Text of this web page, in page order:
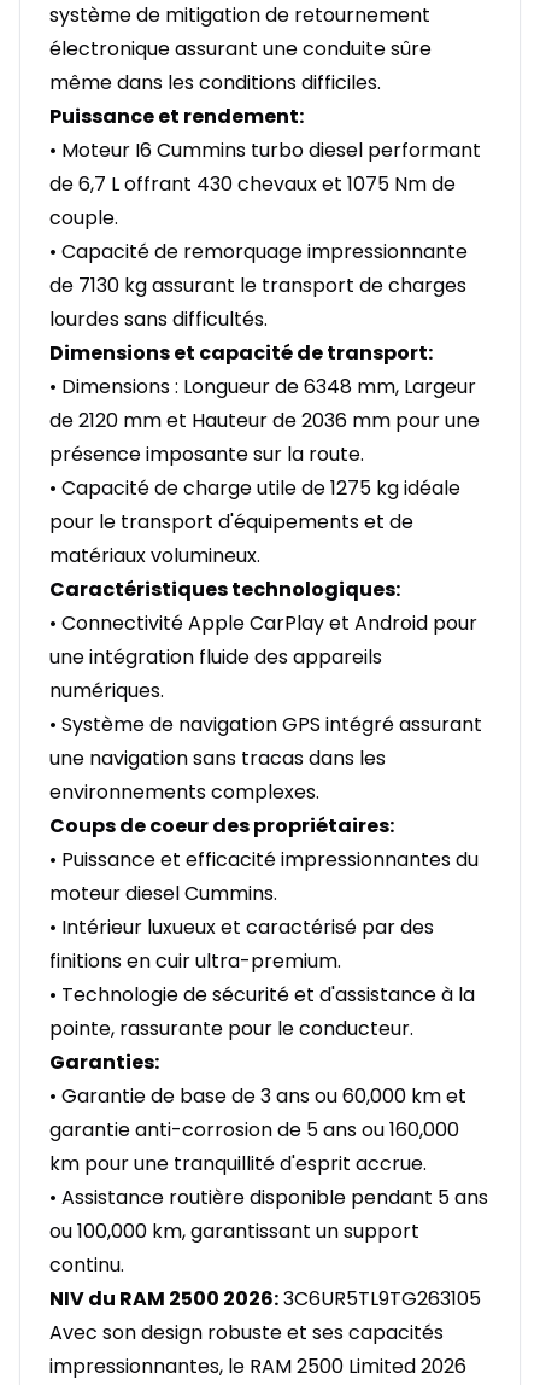
système de mitigation de retournement
électronique assurant une conduite sûre
même dans les conditions difficiles.
Puissance et rendement:
• Moteur I6 Cummins turbo diesel performant
de 6,7 L offrant 430 chevaux et 1075 Nm de
couple.
• Capacité de remorquage impressionnante
de 7130 kg assurant le transport de charges
lourdes sans difficultés.
Dimensions et capacité de transport:
• Dimensions : Longueur de 6348 mm, Largeur
de 2120 mm et Hauteur de 2036 mm pour une
présence imposante sur la route.
• Capacité de charge utile de 1275 kg idéale
pour le transport d'équipements et de
matériaux volumineux.
Caractéristiques technologiques:
• Connectivité Apple CarPlay et Android pour
une intégration fluide des appareils
numériques.
• Système de navigation GPS intégré assurant
une navigation sans tracas dans les
environnements complexes.
Coups de coeur des propriétaires:
• Puissance et efficacité impressionnantes du
moteur diesel Cummins.
• Intérieur luxueux et caractérisé par des
finitions en cuir ultra-premium.
• Technologie de sécurité et d'assistance à la
pointe, rassurante pour le conducteur.
Garanties:
• Garantie de base de 3 ans ou 60,000 km et
garantie anti-corrosion de 5 ans ou 160,000
km pour une tranquillité d'esprit accrue.
• Assistance routière disponible pendant 5 ans
ou 100,000 km, garantissant un support
continu.
NIV du RAM 2500 2026:3C6UR5TL9TG263105
Avec son design robuste et ses capacités
impressionnantes, le RAM 2500 Limited 2026